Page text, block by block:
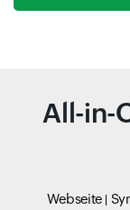
All-in-
Webseite